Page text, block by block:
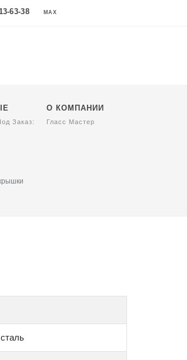
63-38 MAX
Заказ:
О КОМПАНИИ
Гласс Мастер